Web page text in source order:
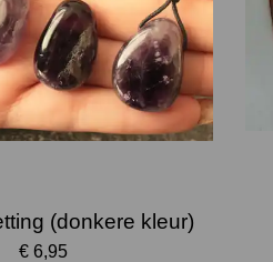
(donkere kleur)
€ 6,95